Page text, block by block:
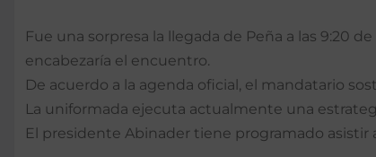
Fue una sorpresa la llegada de Peña a las 9:20
encabezaría el encuentro.
De acuerdo a la agenda oficial, el mandatario
La uniformada ejecuta actualmente una
El presidente Abinader tiene programado asistir